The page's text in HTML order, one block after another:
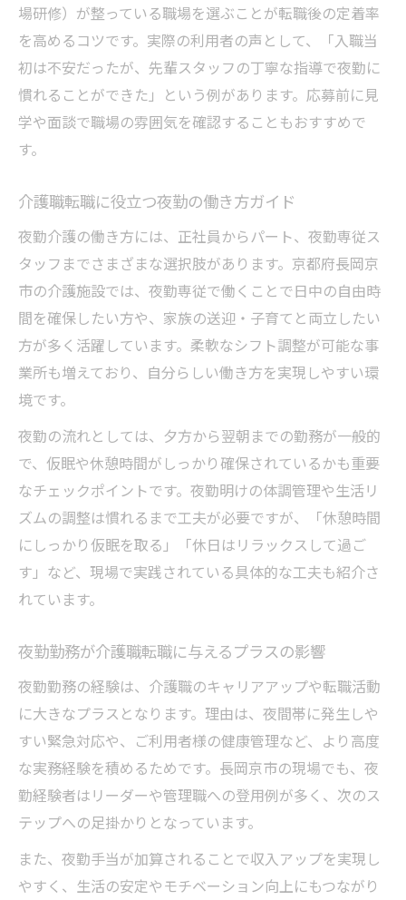
場研修）が整っている職場を選ぶことが転職後の定着率
を高めるコツです。実際の利用者の声として、「入職当
初は不安だったが、先輩スタッフの丁寧な指導で夜勤に
慣れることができた」という例があります。応募前に見
学や面談で職場の雰囲気を確認することもおすすめで
す。
介護職転職に役立つ夜勤の働き方ガイド
夜勤介護の働き方には、正社員からパート、夜勤専従ス
タッフまでさまざまな選択肢があります。京都府長岡京
市の介護施設では、夜勤専従で働くことで日中の自由時
間を確保したい方や、家族の送迎・子育てと両立したい
方が多く活躍しています。柔軟なシフト調整が可能な事
業所も増えており、自分らしい働き方を実現しやすい環
境です。
夜勤の流れとしては、夕方から翌朝までの勤務が一般的
で、仮眠や休憩時間がしっかり確保されているかも重要
なチェックポイントです。夜勤明けの体調管理や生活リ
ズムの調整は慣れるまで工夫が必要ですが、「休憩時間
にしっかり仮眠を取る」「休日はリラックスして過ご
す」など、現場で実践されている具体的な工夫も紹介さ
れています。
夜勤勤務が介護職転職に与えるプラスの影響
夜勤勤務の経験は、介護職のキャリアアップや転職活動
に大きなプラスとなります。理由は、夜間帯に発生しや
すい緊急対応や、ご利用者様の健康管理など、より高度
な実務経験を積めるためです。長岡京市の現場でも、夜
勤経験者はリーダーや管理職への登用例が多く、次のス
テップへの足掛かりとなっています。
また、夜勤手当が加算されることで収入アップを実現し
やすく、生活の安定やモチベーション向上にもつながり